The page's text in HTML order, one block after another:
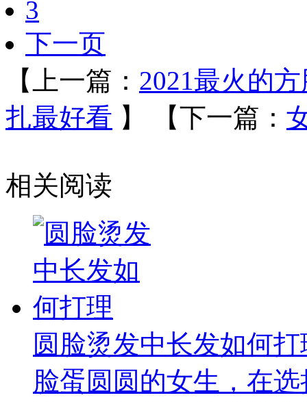
3
下一页
【上一篇： 2021最火的
扎最好看 】 【下一篇：
相关阅读
圆脸烫发中长发如何打
脸蛋圆圆的女生，在